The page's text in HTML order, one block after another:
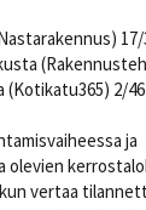
17/
2/
ja
olevien
vertaa